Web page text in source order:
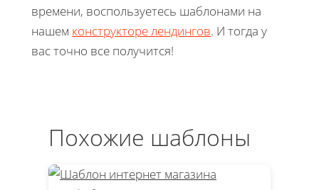
времени, воспользуетесь шаблонами на
нашем конструкторе лендингов. И тогда у
вас точно все получится!
Похожие шаблоны